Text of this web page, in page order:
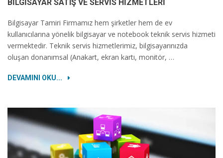
BILGISAYAR SATIŞ VE SERVIS HIZMETLERI
Bilgisayar Tamiri Firmamız hem şirketler hem de ev
kullanıcılarına yönelik bilgisayar ve notebook teknik servis hizmeti
vermektedir. Teknik servis hizmetlerimiz, bilgisayarınızda
oluşan donanımsal (Anakart, ekran kartı, monitör, …
DEVAMINI OKU...